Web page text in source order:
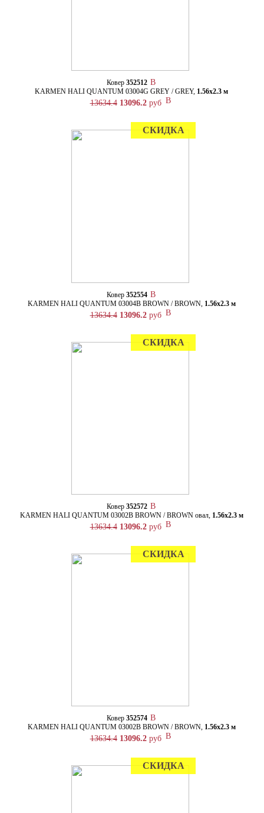
Ковер 352512
KARMEN HALI QUANTUM 03004G GREY / GREY, 1.56х2.3 м
13634.4 13096.2руб
СКИДКА
Ковер 352554
KARMEN HALI QUANTUM 03004B BROWN / BROWN, 1.56х2.3 м
13634.4 13096.2руб
СКИДКА
Ковер 352572
KARMEN HALI QUANTUM 03002B BROWN / BROWN овал, 1.56х2.3 м
13634.4 13096.2руб
СКИДКА
Ковер 352574
KARMEN HALI QUANTUM 03002B BROWN / BROWN, 1.56х2.3 м
13634.4 13096.2руб
СКИДКА